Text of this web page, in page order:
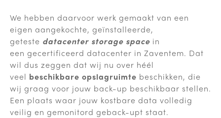
We hebben daarvoor werk gemaakt van een
eigen aangekochte, geïnstalleerde,
geteste datacenter storage space in
een gecertificeerd datacenter in Zaventem. Dat
wil dus zeggen dat wij nu over héél
veel beschikbare opslagruimte beschikken, die
wij graag voor jouw back-up beschikbaar stellen.
Een plaats waar jouw kostbare data volledig
veilig en gemonitord geback-upt staat.